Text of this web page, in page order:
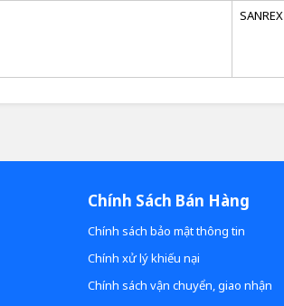
SANREX
Chính Sách Bán Hàng
Chính sách bảo mật thông tin
Chính xử lý khiếu nại
Chính sách vận chuyển, giao nhận